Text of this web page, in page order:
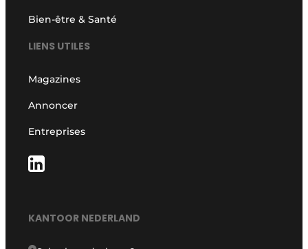
Bien-être & Santé
LIENS UTILES
Magazines
Annoncer
Entreprises
KANTOOR NEDERLAND